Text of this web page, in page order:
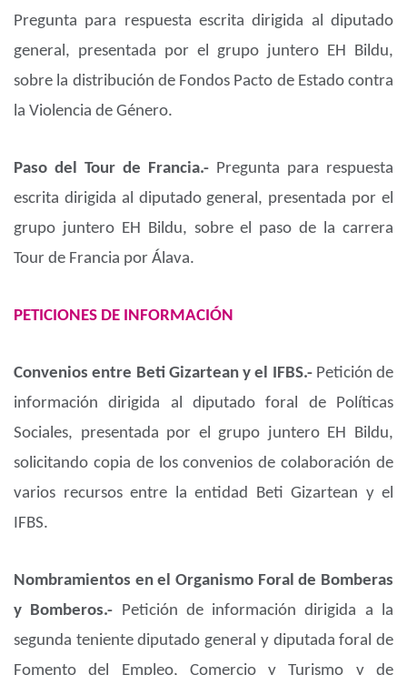
Pregunta para respuesta escrita dirigida al diputado
general, presentada por el grupo juntero EH Bildu,
sobre la distribución de Fondos Pacto de Estado contra
la Violencia de Género.
Paso del Tour de Francia.- Pregunta para respuesta
escrita dirigida al diputado general, presentada por el
grupo juntero EH Bildu, sobre el paso de la carrera
Tour de Francia por Álava.
PETICIONES DE INFORMACIÓN
Convenios entre Beti Gizartean y el IFBS.- Petición de
información dirigida al diputado foral de Políticas
Sociales, presentada por el grupo juntero EH Bildu,
solicitando copia de los convenios de colaboración de
varios recursos entre la entidad Beti Gizartean y el
IFBS.
Nombramientos en el Organismo Foral de Bomberas
y Bomberos.- Petición de información dirigida a la
segunda teniente diputado general y diputada foral de
Fomento del Empleo, Comercio y Turismo y de